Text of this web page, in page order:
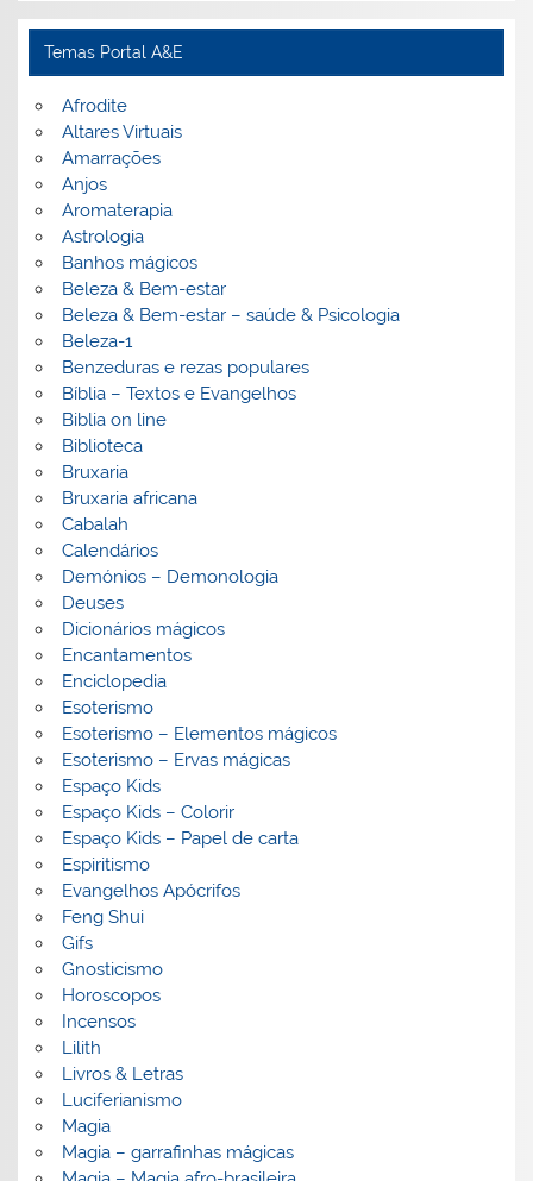
Temas Portal A&E
Afrodite
Altares Virtuais
Amarrações
Anjos
Aromaterapia
Astrologia
Banhos mágicos
Beleza & Bem-estar
Beleza & Bem-estar – saúde & Psicologia
Beleza-1
Benzeduras e rezas populares
Bíblia – Textos e Evangelhos
Biblia on line
Biblioteca
Bruxaria
Bruxaria africana
Cabalah
Calendários
Demónios – Demonologia
Deuses
Dicionários mágicos
Encantamentos
Enciclopedia
Esoterismo
Esoterismo – Elementos mágicos
Esoterismo – Ervas mágicas
Espaço Kids
Espaço Kids – Colorir
Espaço Kids – Papel de carta
Espiritismo
Evangelhos Apócrifos
Feng Shui
Gifs
Gnosticismo
Horoscopos
Incensos
Lilith
Livros & Letras
Luciferianismo
Magia
Magia – garrafinhas mágicas